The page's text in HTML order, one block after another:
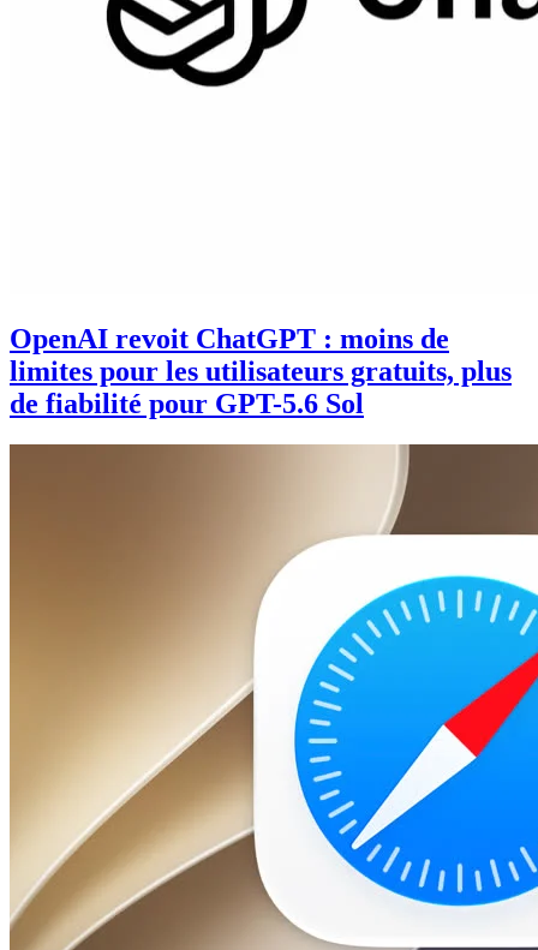
OpenAI revoit ChatGPT : moins de
limites pour les utilisateurs gratuits, plus
de fiabilité pour GPT-5.6 Sol